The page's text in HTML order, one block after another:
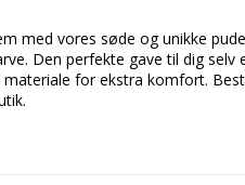
med vores søde og unikke
Den perfekte gave til dig selv
for ekstra komfort.